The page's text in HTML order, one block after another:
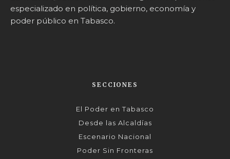
especializado en política, gobierno, economía y
poder público en Tabasco.
SECCIONES
El Poder en Tabasco
Desde las Alcaldías
Escenario Nacional
Poder Sin Fronteras